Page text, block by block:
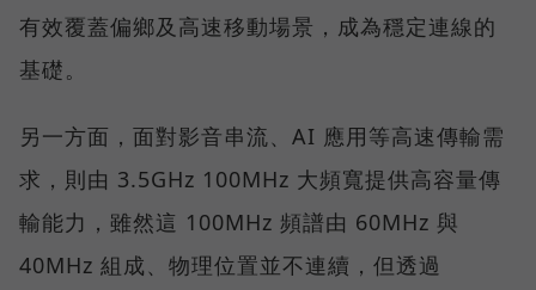
有效覆蓋偏鄉及高速移動場景，成為穩定連線的
基礎。
另一方面，面對影音串流、AI 應用等高速傳輸需
求，則由 3.5GHz 100MHz 大頻寬提供高容量傳
輸能力，雖然這 100MHz 頻譜由 60MHz 與
40MHz 組成、物理位置並不連續，但透過